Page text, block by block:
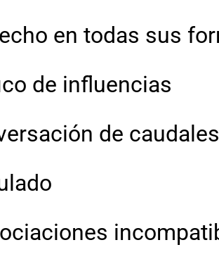
en todas sus
de influencias
de